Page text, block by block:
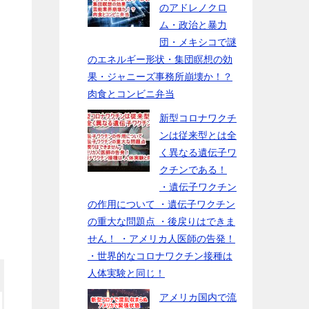
のアドレノクロ
ム・政治と暴力
団・メキシコで謎
のエネルギー形状・集団瞑想の効
果・ジャニーズ事務所崩壊か！？
肉食とコンビニ弁当
新型コロナワクチ
ンは従来型とは全
く異なる遺伝子ワ
クチンである！
・遺伝子ワクチン
の作用について ・遺伝子ワクチン
の重大な問題点 ・後戻りはできま
せん！ ・アメリカ人医師の告発！
・世界的なコロナワクチン接種は
人体実験と同じ！
アメリカ国内で流